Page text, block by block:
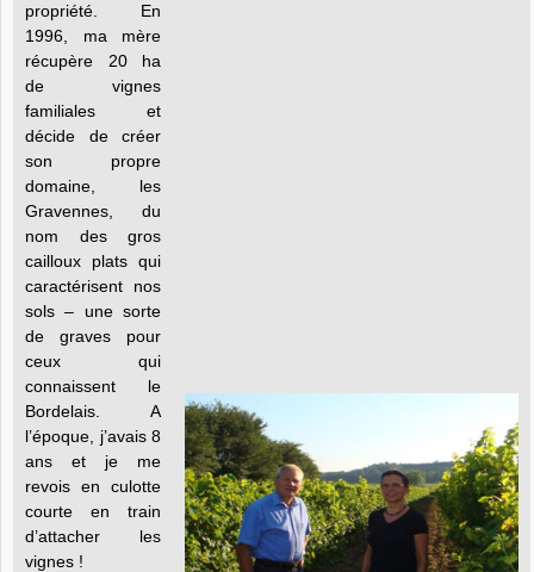
propriété. En
1996, ma mère
récupère 20 ha
de vignes
familiales et
décide de créer
son propre
domaine, les
Gravennes, du
nom des gros
cailloux plats qui
caractérisent nos
sols – une sorte
de graves pour
ceux qui
connaissent le
Bordelais. A
l’époque, j’avais 8
ans et je me
revois en culotte
courte en train
d’attacher les
vignes !